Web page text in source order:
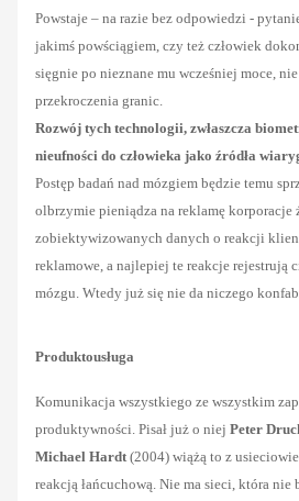
Powstaje – na razie bez odpowiedzi -
jakimś powściągiem, czy też człowiek
sięgnie po nieznane mu wcześniej moce,
przekroczenia granic.
Rozwój tych technologii, zwłaszcza
nieufności do człowieka jako źródła
Postęp badań nad mózgiem będzie temu
olbrzymie pieniądza na reklamę korporacje
zobiektywizowanych danych o reakcji
reklamowe, a najlepiej te reakcje rejestrują
mózgu. Wtedy już się nie da niczego
Produktousługa
Komunikacja wszystkiego ze wszystkim
produktywności. Pisał już o niej Peter
Michael Hardt (2004) wiążą to z
reakcją łańcuchową. Nie ma sieci, która nie